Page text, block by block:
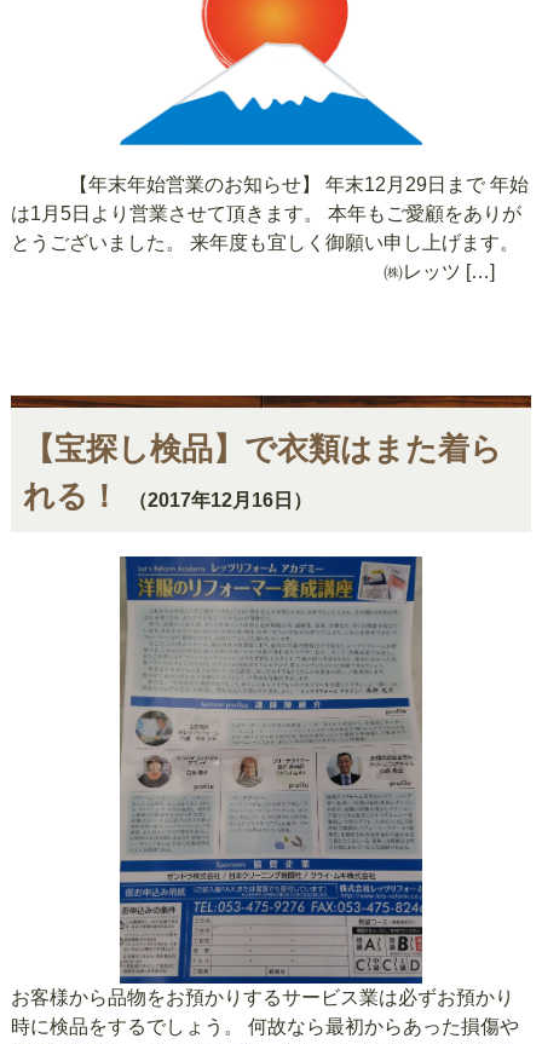
【年末年始営業のお知らせ】 年末12月29日まで 年始
は1月5日より営業させて頂きます。 本年もご愛顧をありが
とうございました。 来年度も宜しく御願い申し上げます。
㈱レッツ […]
【宝探し検品】で衣類はまた着ら
れる！
（2017年12月16日）
お客様から品物をお預かりするサービス業は必ずお預かり
時に検品をするでしょう。 何故なら最初からあった損傷や